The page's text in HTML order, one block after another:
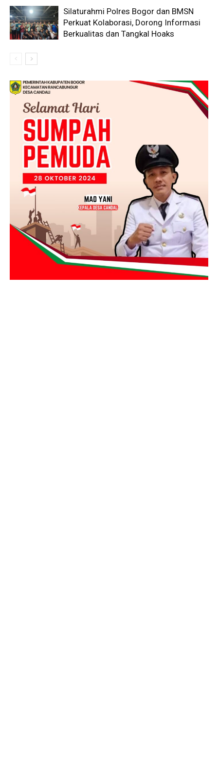
Silaturahmi Polres Bogor dan BMSN
Perkuat Kolaborasi, Dorong Informasi
Berkualitas dan Tangkal Hoaks